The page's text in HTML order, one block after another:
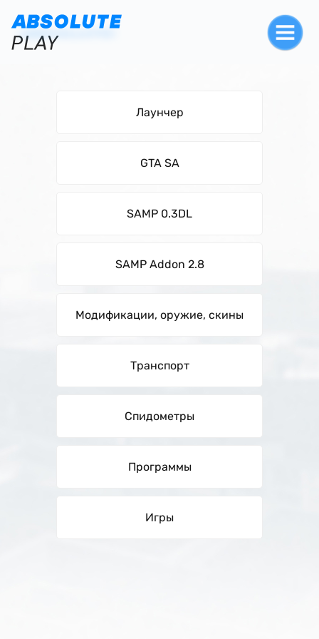
Лаунчер
GTA SA
SAMP 0.3DL
SAMP Addon 2.8
Модификации, оружие, скины
Транспорт
Спидометры
Программы
Игры